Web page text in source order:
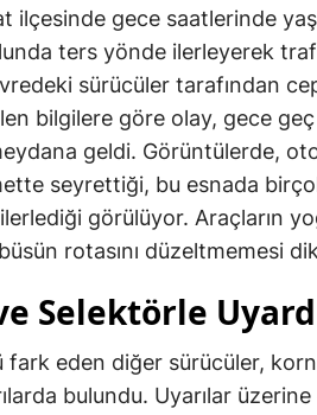
ilçesinde gece saatlerinde
ters yönde ilerleyerek
sürücüler tarafından
bilgilere göre olay, gece
geldi. Görüntülerde,
seyrettiği, bu esnada
görülüyor. Araçların
rotasını düzeltmemesi
Selektörle
eden diğer sürücüler,
bulundu. Uyarılar